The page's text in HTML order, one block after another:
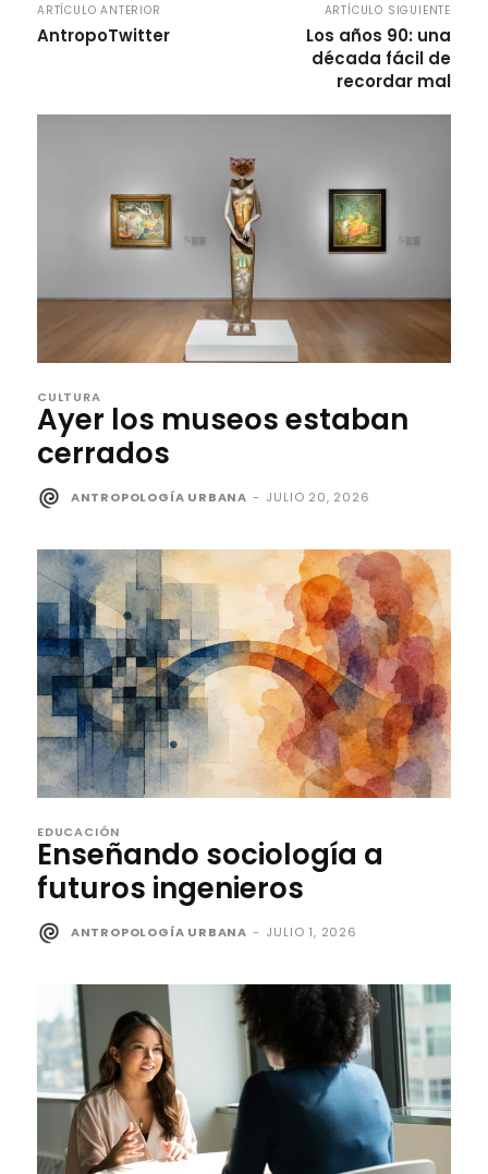
ARTÍCULO ANTERIOR
AntropoTwitter
ARTÍCULO SIGUIENTE
Los años 90: una
década fácil de
recordar mal
CULTURA
Ayer los museos estaban
cerrados
ANTROPOLOGÍA URBANA - JULIO 20, 2026
EDUCACIÓN
Enseñando sociología a
futuros ingenieros
ANTROPOLOGÍA URBANA - JULIO 1, 2026